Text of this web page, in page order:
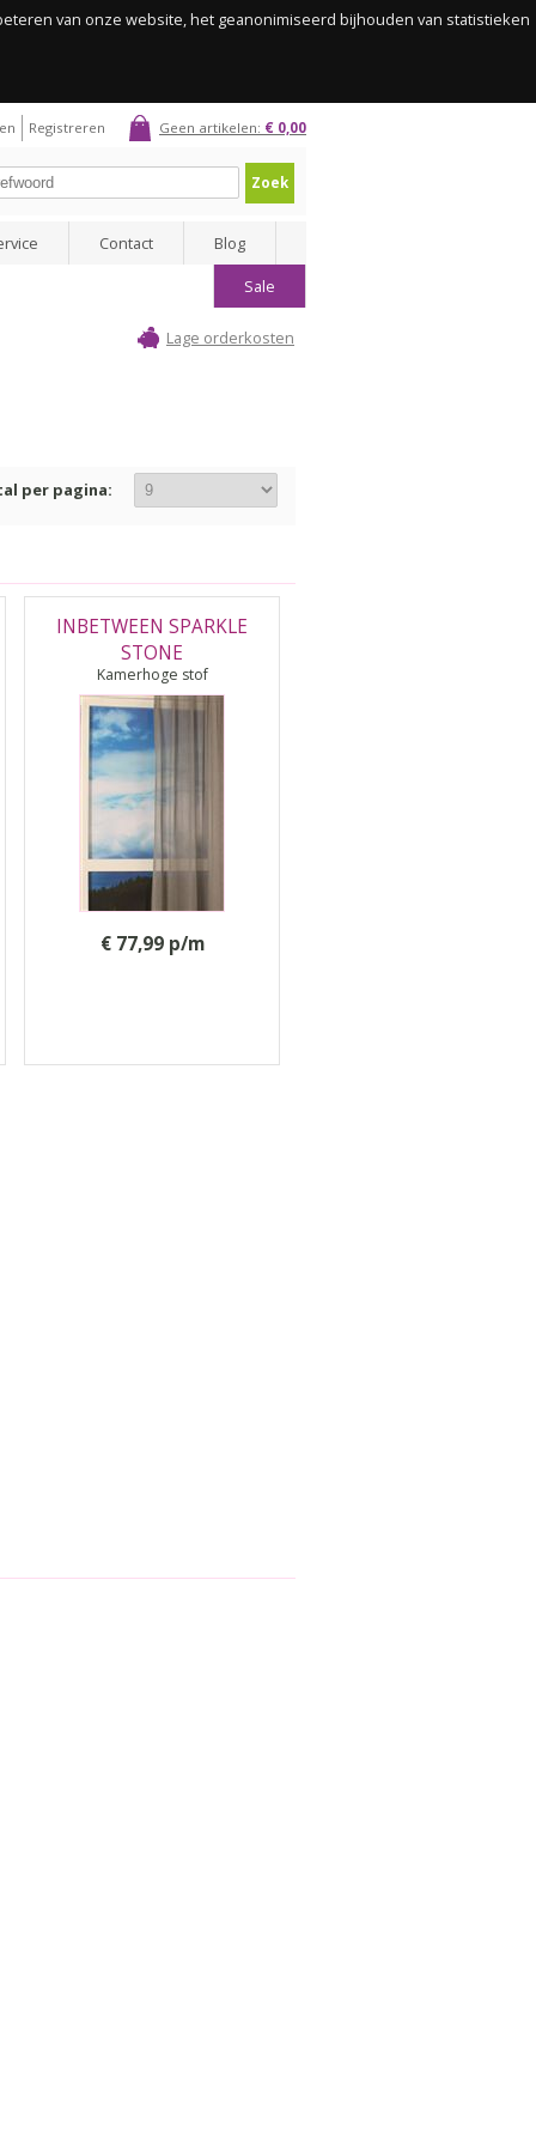
van onze website, het geanonimiseerd bijhouden van statistieken
Geen artikelen: € 0,00
Registreren
Zoek
Contact
Blog
Sale
Lage orderkosten
per pagina:
INBETWEEN SPARKLE
STONE
Kamerhoge stof
€ 77,99 p/m